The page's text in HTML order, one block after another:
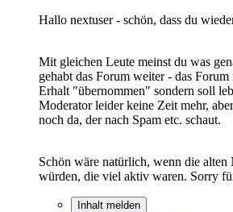
Hallo nextuser - schön, dass du
Mit gleichen Leute meinst du was
gehabt das Forum weiter - das
Erhalt "übernommen" sondern soll
Moderator leider keine Zeit mehr,
noch da, der nach Spam etc. schaut.
Schön wäre natürlich, wenn die
würden, die viel aktiv waren. Sorry
Inhalt melden